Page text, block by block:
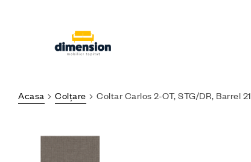
Acasa Colțare Coltar Carlos 2-OT, STG/DR, Barrel 21